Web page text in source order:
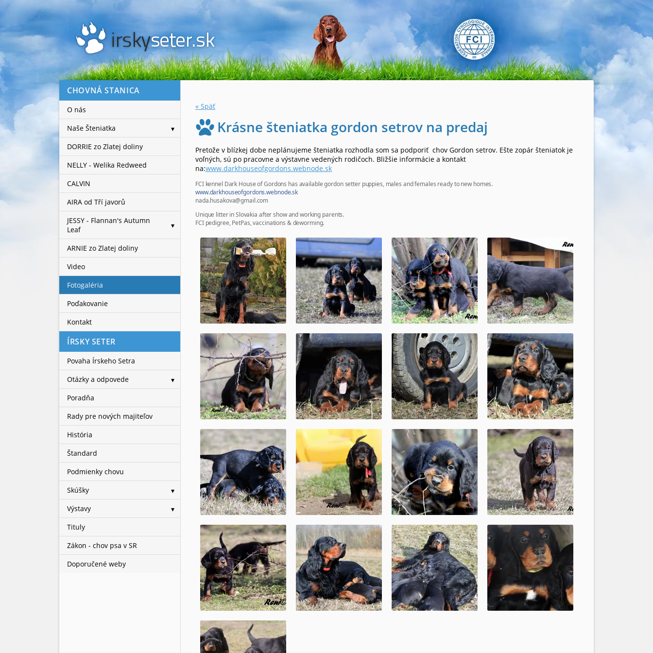
CHOVNÁ STANICA
O nás
Naše Šteniatka
DORRIE zo Zlatej doliny
NELLY - Welika Redweed
CALVIN
AIRA od Tří javorů
JESSY - Flannan's Autumn
Leaf
ARNIE zo Zlatej doliny
Video
Fotogaléria
Poďakovanie
Kontakt
ÍRSKY SETER
Povaha Írskeho Setra
Otázky a odpovede
Poradňa
Rady pre nových majiteľov
História
Štandard
Podmienky chovu
Skúšky
Výstavy
Tituly
Zákon - chov psa v SR
Doporučené weby
« Späť
Krásne šteniatka gordon setrov na predaj
Pretože v blízkej dobe neplánujeme šteniatka rozhodla som sa podporiť chov Gordon setrov. Ešte zopár šteniatok je
voľných, sú po pracovne a výstavne vedených rodičoch. Bližšie informácie a kontakt
na:www.darkhouseofgordons.webnode.sk
FCI kennel Dark House of Gordons has available gordon setter puppies, males and females ready to new homes.
www.darkhouseofgordons.webnode.sk
nada.husakova@gmail.com
Unique litter in Slovakia after show and working parents.
FCI pedigree, PetPas, vaccinations & deworming.